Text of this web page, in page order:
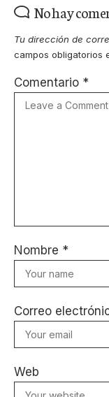
No hay
Tu dirección de
campos obligatorios
Comentario *
Nombre *
Correo
Web